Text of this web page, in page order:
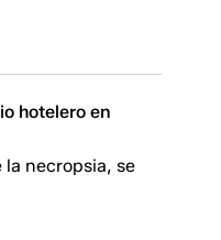
hotelero en
la necropsia, se